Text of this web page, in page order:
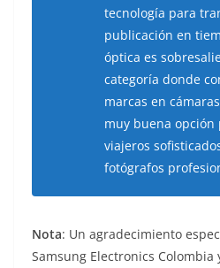
tecnología para
publicación en
óptica es
categoría donde
marcas en
muy buena
viajeros
fotógrafos
Nota: Un agradecimiento
Samsung Electronics Colombia